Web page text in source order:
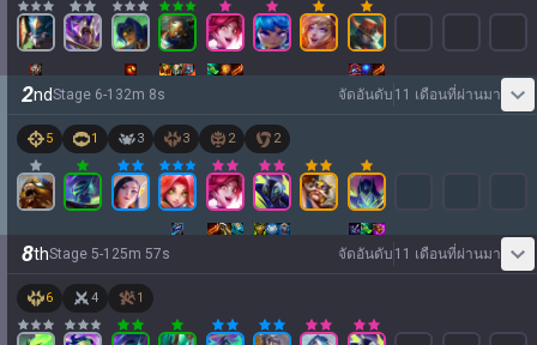
2ndStage 6-1 32m 8s จัดอันดับ 11 เดือนที่ผ่านมา
5 1 3 3 2 2
8thStage 5-1 25m 57s จัดอันดับ 11 เดือนที่ผ่านมา
6 4 1